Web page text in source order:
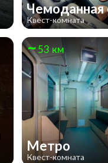
Квест-комната
53 км
Метро
Квест-комната